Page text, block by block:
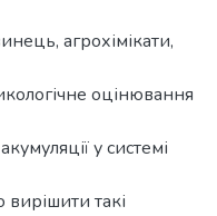
агрохімікати,
оцінювання
у системі
такі